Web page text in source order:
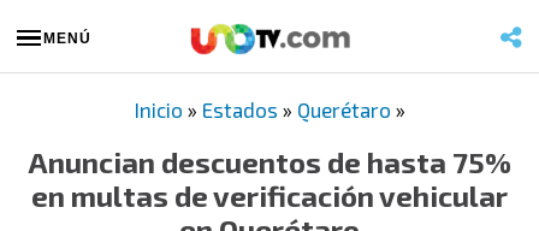
MENÚ
Inicio » Estados » Querétaro »
Anuncian descuentos de hasta 75%
en multas de verificación vehicular